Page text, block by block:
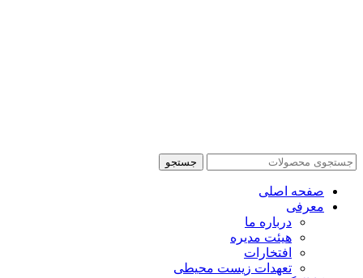
جستجو
صفحه اصلی
معرفی
درباره ما
هیئت مدیره
افتخارات
تعهدات زیست محیطی